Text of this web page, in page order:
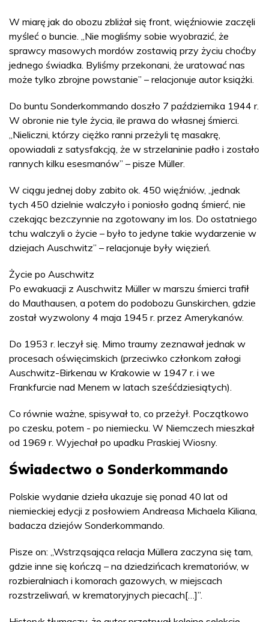
W miarę jak do obozu zbliżał się front, więźniowie zaczęli
myśleć o buncie. „Nie mogliśmy sobie wyobrazić, że
sprawcy masowych mordów zostawią przy życiu choćby
jednego świadka. Byliśmy przekonani, że uratować nas
może tylko zbrojne powstanie” – relacjonuje autor książki.
Do buntu Sonderkommando doszło 7 października 1944 r.
W obronie nie tyle życia, ile prawa do własnej śmierci.
„Nieliczni, którzy ciężko ranni przeżyli tę masakrę,
opowiadali z satysfakcją, że w strzelaninie padło i zostało
rannych kilku esesmanów” – pisze Müller.
W ciągu jednej doby zabito ok. 450 więźniów, „jednak
tych 450 dzielnie walczyło i poniosło godną śmierć, nie
czekając bezczynnie na zgotowany im los. Do ostatniego
tchu walczyli o życie – było to jedyne takie wydarzenie w
dziejach Auschwitz” – relacjonuje były więzień.
Życie po Auschwitz
Po ewakuacji z Auschwitz Müller w marszu śmierci trafił
do Mauthausen, a potem do podobozu Gunskirchen, gdzie
został wyzwolony 4 maja 1945 r. przez Amerykanów.
Do 1953 r. leczył się. Mimo traumy zeznawał jednak w
procesach oświęcimskich (przeciwko członkom załogi
Auschwitz-Birkenau w Krakowie w 1947 r. i we
Frankfurcie nad Menem w latach sześćdziesiątych).
Co równie ważne, spisywał to, co przeżył. Początkowo
po czesku, potem - po niemiecku. W Niemczech mieszkał
od 1969 r. Wyjechał po upadku Praskiej Wiosny.
Świadectwo o Sonderkommando
Polskie wydanie dzieła ukazuje się ponad 40 lat od
niemieckiej edycji z posłowiem Andreasa Michaela Kiliana,
badacza dziejów Sonderkommando.
Pisze on: „Wstrząsająca relacja Müllera zaczyna się tam,
gdzie inne się kończą – na dziedzińcach krematoriów, w
rozbieralniach i komorach gazowych, w miejscach
rozstrzeliwań, w krematoryjnych piecach[…]”.